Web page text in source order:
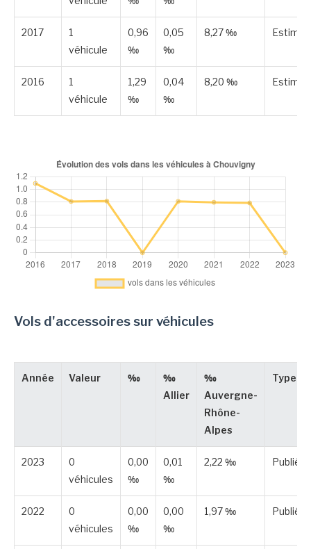
2017
1
véhicule
0,96
‰
0,05
‰
8,27 ‰ Estimée
2016
1
véhicule
1,29
‰
0,04
‰
8,20 ‰ Estimée
Vols d'accessoires sur véhicules
Année Valeur ‰
‰
Allier
‰
Auvergne-
Rhône-
Alpes
Type
2023
0
véhicules
0,00
‰
0,01
‰
2,22 ‰ Publiée
2022
0
véhicules
0,00
‰
0,00
‰
1,97 ‰ Publiée